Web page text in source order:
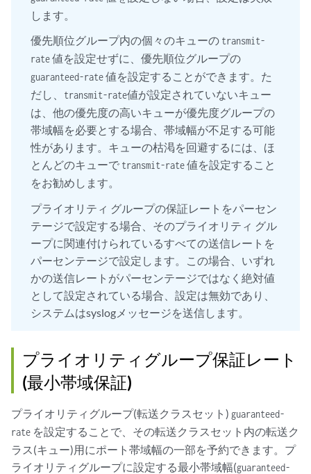
します。
優先順位グループ内の個々のキューの transmit-
rate値を設定せずに、優先順位グループの
guaranteed-rate値を設定することができます。た
だし、
transmit-rate値が設定されていないキュー
は、他の優先度の高いキューが優先度グループの
帯域幅を必要とする場合、帯域幅が不足する可能
性があります。キューの枯渇を回避するには、ほ
とんどのキューで transmit-rate値を設定すること
をお勧めします。
プライオリティ グループの保証レートをパーセン
テージで設定する場合、そのプライオリティ グル
ープに関連付けられているすべての送信レートを
パーセンテージで設定します。この場合、いずれ
かの送信レートがパーセンテージではなく絶対値
として設定されている場合、設定は無効であり、
システムはsyslogメッセージを送信します。
プライオリティグループ保証レート
(最小帯域保証)
プライオリティグループ(転送クラスセット) guaranteed-
rate を設定することで、その転送クラスセット内の転送ク
ラス(キュー)用にポート帯域幅の一部を予約できます。プ
ライオリティグループに設定する最小帯域幅(guaranteed-